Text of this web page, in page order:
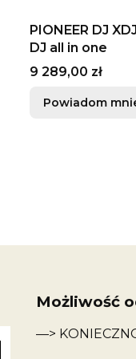
PIONEER DJ
DJ all in one
Cena
9 289,00 zł
Powiadom
Możliwość
—>